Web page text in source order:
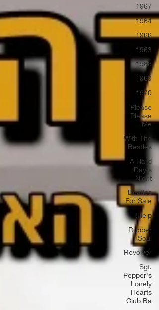
1967
1964
1966
1963
1968
1969
1970
Please
Please
Me
With The
Beatles
A Hard
Day's
Night
Beatles
For Sale
Help!
Rubber
Soul
Revolver
Sgt.
Pepper's
Lonely
Hearts
Club Ba